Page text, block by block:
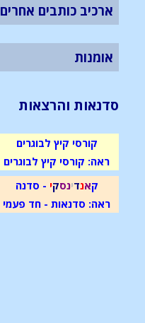
ארכיב כותבים אחרים
אומנות
סדנאות והרצאות
קורסי קיץ לבוגרים
ראה: קורסי קיץ לבוגרים
קאנדינסקי - סדנה
ראה: סדנאות - חד פעמי